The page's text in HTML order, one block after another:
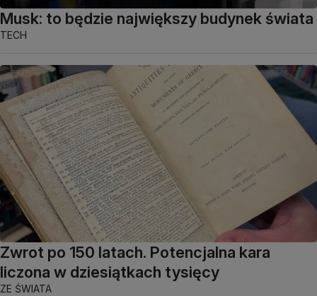
Musk: to będzie największy budynek świata
TECH
Zwrot po 150 latach. Potencjalna kara
liczona w dziesiątkach tysięcy
ZE ŚWIATA